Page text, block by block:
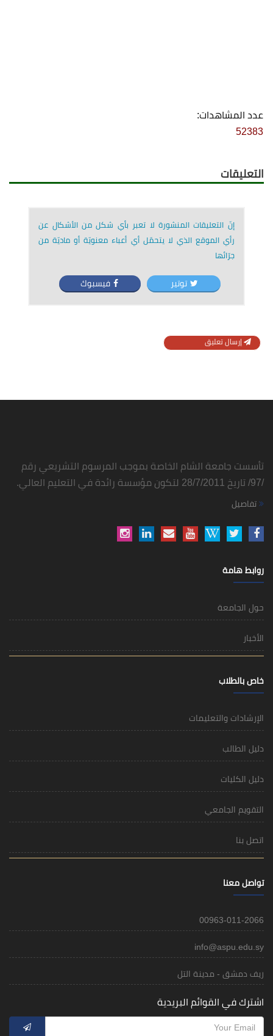
عدد المشاهدات:
52383
التعليقات
إنّ التعليقات المنشورة لا تعبر بأي شكل من الأشكال عن
رأي الموقع الذي لا يتحمّل أي أعباء معنويّة أو ماديّة من
جرّائها
توتير فيسبوك
إرسال تعليق
تأسست جامعة الشام الخاصة بموجب المرسوم التشريعي رقم
/97/ تاريخ 28/7/2011 لتكون مؤسسة رائدة في التعليم العالي.
تفاصيل
روابط هامة
حول الجامعة
الأخبار
خاص بالطلاب
الإرشادات والتعليمات
دليل الطالب
دليل الكليات
التقويم الجامعي
اتصل بنا
تواصل معنا
00963-011-2066
info@aspu.edu.sy
ريف دمشق - مدينة التل
اشترك في القوائم البريدية